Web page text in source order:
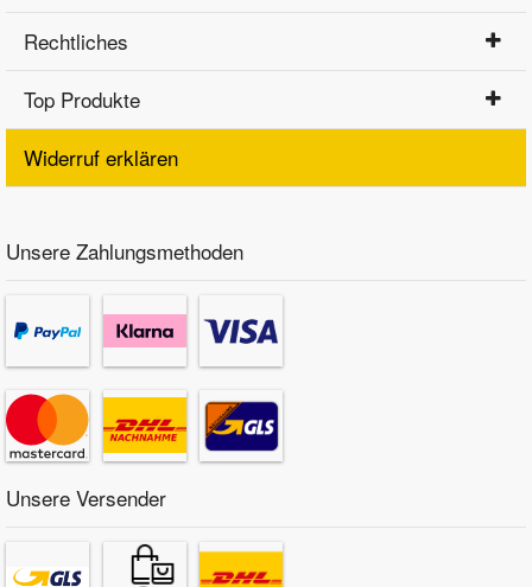
Rechtliches
Top Produkte
Widerruf erklären
Unsere Zahlungsmethoden
Unsere Versender